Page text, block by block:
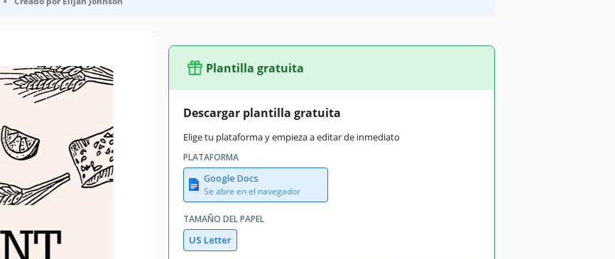
Plantilla gratuita
Descargar plantilla gratuita
Elige tu plataforma y empieza a editar de inmediato
PLATAFORMA
Google Docs
Se abre en el navegador
TAMAÑO DEL PAPEL
US Letter